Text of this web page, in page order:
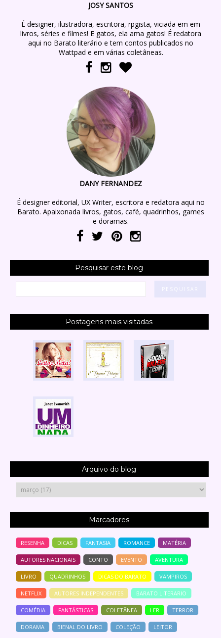
JOSY SANTOS
É designer, ilustradora, escritora, rpgista, viciada em em
livros, séries e filmes! E gatos, ela ama gatos! É redatora
aqui no Barato literário e tem contos publicados no
Wattpad e em várias coletâneas.
DANY FERNANDEZ
É designer editorial, UX Writer, escritora e redatora aqui no
Barato. Apaixonada livros, gatos, café, quadrinhos, games
e doramas.
Pesquisar este blog
Postagens mais visitadas
Arquivo do blog
Marcadores
RESENHA DICAS FANTASIA ROMANCE MATÉRIA
AUTORES NACIONAIS CONTO EVENTO AVENTURA
LIVRO QUADRINHOS DICAS DO BARATO VAMPIROS
NETFLIX AUTORES INDEPENDENTES BARATO LITERARIO
COMÉDIA FANTÁSTICAS COLETÂNEA LER TERROR
DORAMA BIENAL DO LIVRO COLEÇÃO LEITOR